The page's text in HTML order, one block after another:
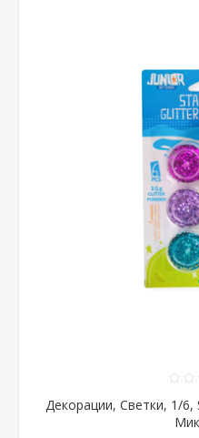
Декорации, Светки, 1/6,